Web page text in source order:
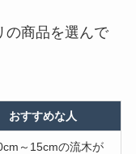
の商品を選んで
おすすめな人
～15cmの流木が